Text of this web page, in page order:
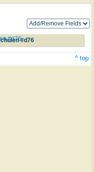
#d76
#d76
^ top